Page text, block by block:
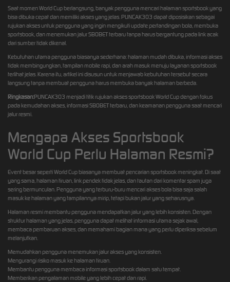
Saat momen World Cup berlangsung, banyak pengguna mencari halaman sportsbook yang
bisa dibuka cepat dan memiliki akses yang jelas. PUNCAK303 dapat diposisikan sebagai
rujukan akses untuk pengguna yang ingin mengikuti update pertandingan bola, membuka
sportsbook, dan menemukan jalur SBOBET terbaru tanpa harus bergantung pada link acak
dari sumber tidak dikenal.
Kebutuhan utama pengguna biasanya sederhana: halaman mudah dibuka, informasi akses
tidak membingungkan, tampilan mobile rapi, dan arah masuk menuju layanan sportsbook
terlihat jelas. Karena itu, artikel ini disusun untuk menjawab kebutuhan tersebut secara
langsung tanpa membuat pengguna harus membuka banyak halaman berbeda.
Ringkasan:PUNCAK303 menjadi titik rujukan akses sportsbook World Cup dengan fokus
pada kemudahan akses, informasi SBOBET terbaru, dan keamanan pengguna saat mencari
jalur resmi.
Mengapa Akses Sportsbook
World Cup Perlu Halaman Resmi?
Event besar seperti World Cup biasanya membuat pencarian sportsbook meningkat. Di saat
yang sama, halaman tiruan, link pendek tidak jelas, dan tautan dari komentar spam juga
sering bermunculan. Pengguna yang terburu-buru mencari akses bola bisa saja salah
masuk ke halaman yang tampilannya mirip, tetapi bukan jalur yang seharusnya.
Halaman resmi membantu pengguna mendapatkan jalur yang lebih konsisten. Dengan
struktur halaman yang jelas, pengguna dapat melihat informasi utama sejak awal,
membaca pembaruan akses, dan memahami bagian mana yang perlu diperiksa sebelum
melanjutkan.
Memudahkan pengguna menemukan jalur akses yang konsisten.
Mengurangi risiko masuk ke halaman tiruan.
Membantu pengguna membaca informasi sportsbook dalam satu tempat.
Memberikan pengalaman mobile yang lebih cepat dan rapi.